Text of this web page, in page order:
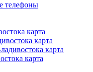
телефоны
карта
карта
карта
карта